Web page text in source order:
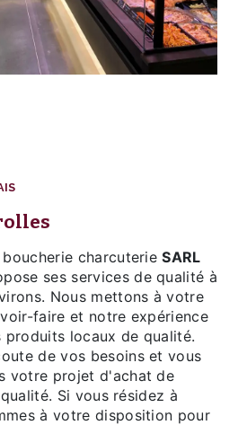
boucherie charcuterieSARL
ses services de qualité à
Nous mettons à votre
faire et notre expérience
locaux de qualité.
de vos besoins et vous
votre projet d'achat de
Si vous résidez à
à votre disposition pour